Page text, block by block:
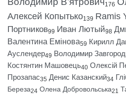
176
Алексей Копытько139 Ramis
Портников99 Иван Лютый98
Валентина Емінова59 Кирилл
Ауслендер49 Володимир
Костянтин Машовець40 Олексій
Прозапас35 Денис Казанский34
Береза24 Олена Добровольська21